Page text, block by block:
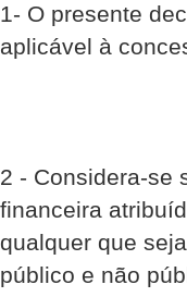
1- O presente
aplicável à
2 - Considera-se
financeira
qualquer que
público e não